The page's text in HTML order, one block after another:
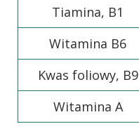
Tiamina, B1
Witamina B6
Kwas foliowy, B9
Witamina A